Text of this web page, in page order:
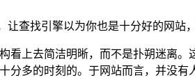
查找引擎以为你也是十分好的网站
上去简洁明晰，而不是扑朔迷离
分多的时刻的。于网站而言，并没